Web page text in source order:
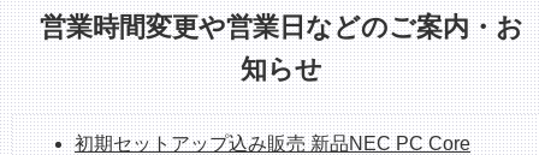
営業時間変更や営業日などのご案内・お
知らせ
初期セットアップ込み販売 新品NEC PC Core